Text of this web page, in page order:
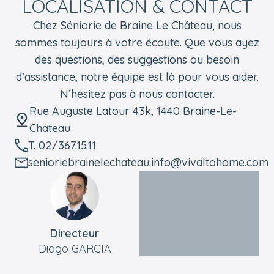
LOCALISATION & CONTACT
Chez Séniorie de Braine Le Château, nous
sommes toujours à votre écoute. Que vous ayez
des questions, des suggestions ou besoin
d’assistance, notre équipe est là pour vous aider.
N’hésitez pas à nous contacter.
Rue Auguste Latour 43k, 1440 Braine-Le-
Chateau
T. 02/367.15.11
senioriebrainelechateau.info@vivaltohome.com
Directeur
Diogo GARCIA